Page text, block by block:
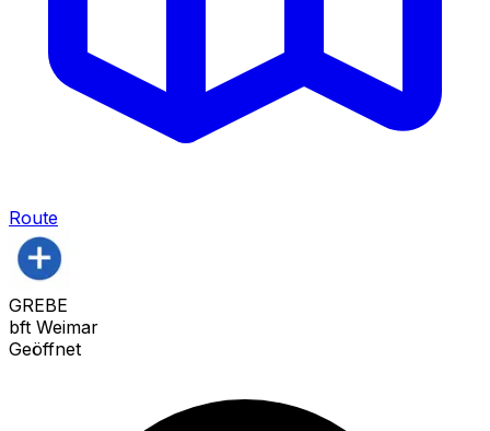
Route
GREBE
bft Weimar
Geöffnet